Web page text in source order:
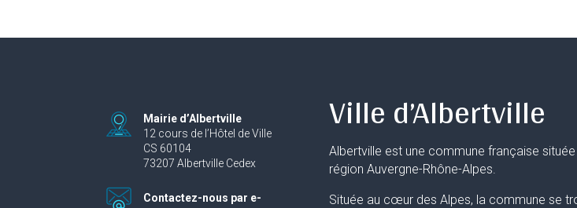
Mairie d’Albertville
12 cours de l’Hôtel de Ville
CS 60104
73207 Albertville Cedex
Contactez-nous par e-
Ville d’Albertville
Albertville est une commune française
région Auvergne-Rhône-Alpes.
Située au cœur des Alpes, la commune se